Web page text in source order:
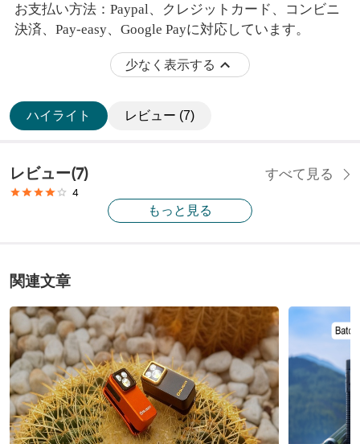
お支払い方法： Paypal、クレジットカード、コンビニ
決済、Pay-easy、Google Payに対応しています。
少なく表示する
ハイライト レビュー (7)
レビュー(7) すべて見る
4
もっと見る
関連文章